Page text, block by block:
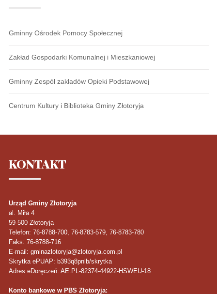
Gminny Ośrodek Pomocy Społecznej
Zakład Gospodarki Komunalnej i Mieszkaniowej
Gminny Zespół zakładów Opieki Podstawowej
Centrum Kultury i Biblioteka Gminy Złotoryja
KONTAKT
Urząd Gminy Złotoryja
al. Miła 4
59-500 Złotoryja
Telefon: 76-8788-700, 76-8783-579, 76-8783-780
Faks: 76-8788-716
E-mail: gminazlotoryja@zlotoryja.com.pl
Skrytka ePUAP: b393q8pnlb/skrytka
Adres eDoręczeń: AE:PL-82374-44922-HSWEU-18
Konto bankowe w PBS Złotoryja: